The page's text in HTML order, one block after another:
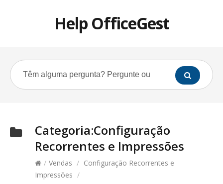
Help OfficeGest
Categoria:Configuração
Recorrentes e Impressões
/ Vendas / Configuração Recorrentes e
Impressões /